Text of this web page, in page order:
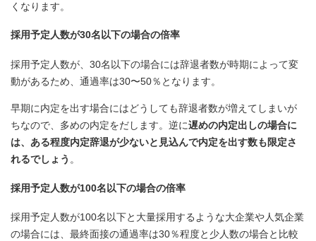
くなります。
採用予定人数が30名以下の場合の倍率
採用予定人数が、30名以下の場合には辞退者数が時期によって変
動があるため、通過率は30〜50％となります。
早期に内定を出す場合にはどうしても辞退者数が増えてしまいが
ちなので、多めの内定をだします。逆に遅めの内定出しの場合に
は、ある程度内定辞退が少ないと見込んで内定を出す数も限定さ
れるでしょう 。
採用予定人数が100名以下の場合の倍率
採用予定人数が100名以下と大量採用するような大企業や人気企業
の場合には、最終面接の通過率は30％程度と少人数の場合と比較